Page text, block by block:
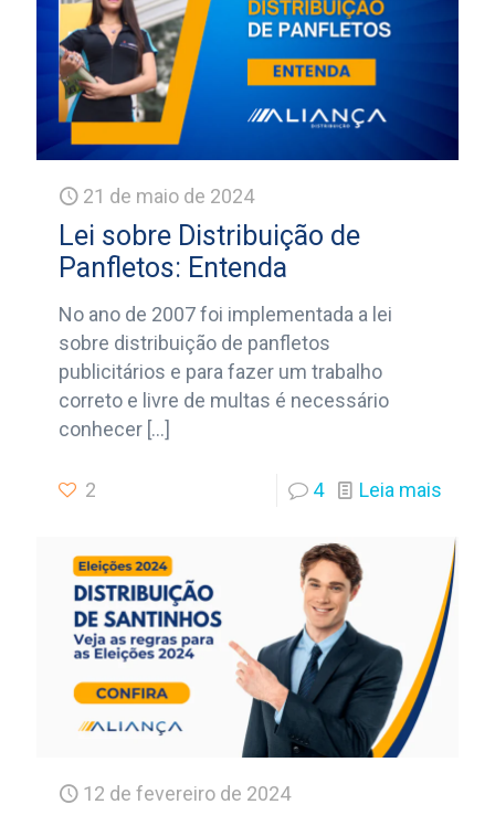
21 de maio de 2024
Lei sobre Distribuição de
Panfletos: Entenda
No ano de 2007 foi implementada a lei
sobre distribuição de panfletos
publicitários e para fazer um trabalho
correto e livre de multas é necessário
conhecer […]
2 4 Leia mais
12 de fevereiro de 2024